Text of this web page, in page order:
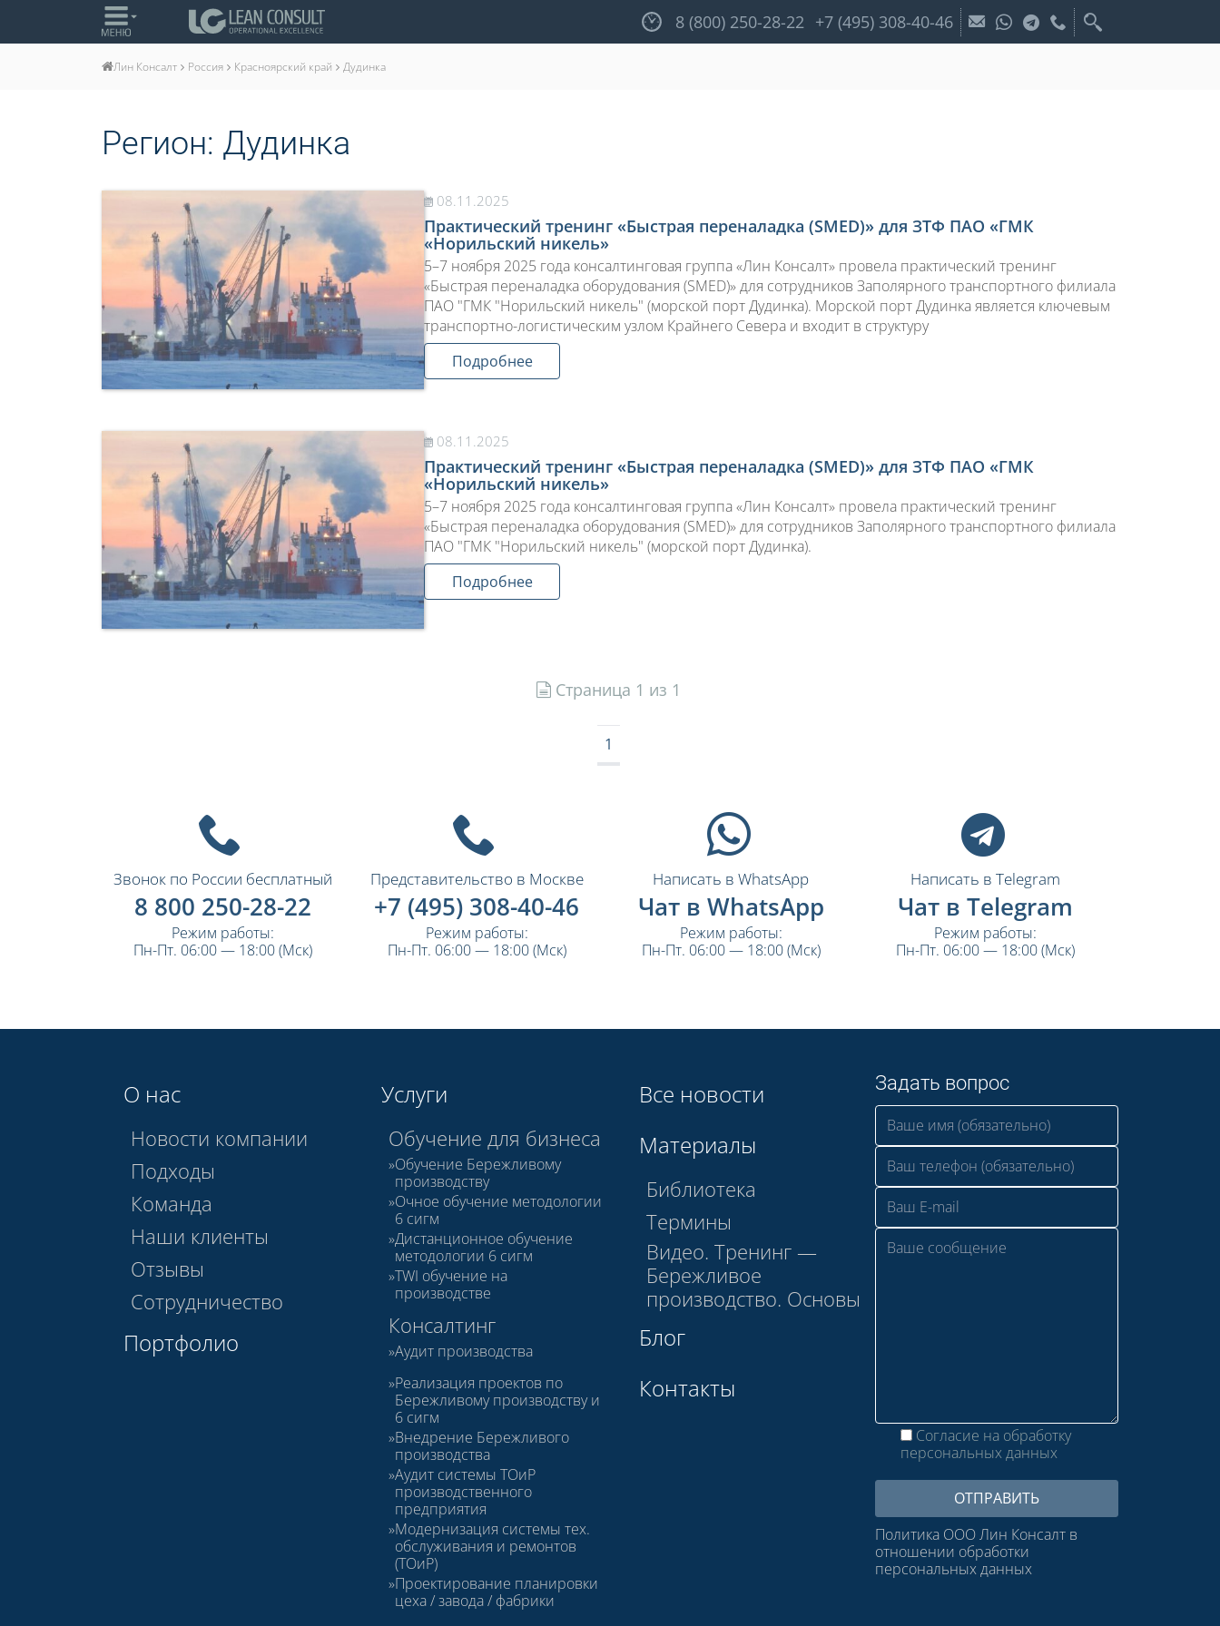
8 (800) 250-28-22 +7 (495) 308-40-46
Лин Консалт Россия Красноярский край Дудинка
Регион: Дудинка
08.11.2025
Практический тренинг «Быстрая переналадка (SMED)» для ЗТФ ПАО «ГМК
«Норильский никель»
5–7 ноября 2025 года консалтинговая группа «Лин Консалт» провела практический тренинг
«Быстрая переналадка оборудования (SMED)» для сотрудников Заполярного транспортного филиала
ПАО "ГМК "Норильский никель" (морской порт Дудинка). Морской порт Дудинка является ключевым
транспортно-логистическим узлом Крайнего Севера и входит в структуру
Подробнее
08.11.2025
Практический тренинг «Быстрая переналадка (SMED)» для ЗТФ ПАО «ГМК
«Норильский никель»
5–7 ноября 2025 года консалтинговая группа «Лин Консалт» провела практический тренинг
«Быстрая переналадка оборудования (SMED)» для сотрудников Заполярного транспортного филиала
ПАО "ГМК "Норильский никель" (морской порт Дудинка).
Подробнее
Страница 1 из 1
1
Звонок по России бесплатный
8 800 250-28-22
Режим работы:
Пн-Пт. 06:00 — 18:00 (Мск)
Представительство в Москве
+7 (495) 308-40-46
Режим работы:
Пн-Пт. 06:00 — 18:00 (Мск)
Написать в WhatsApp
Чат в WhatsApp
Режим работы:
Пн-Пт. 06:00 — 18:00 (Мск)
Написать в Telegram
Чат в Telegram
Режим работы:
Пн-Пт. 06:00 — 18:00 (Мск)
О нас
Новости компании
Подходы
Команда
Наши клиенты
Отзывы
Сотрудничество
Портфолио
Услуги
Обучение для бизнеса
Обучение Бережливому
производству
Очное обучение методологии
6 сигм
Дистанционное обучение
методологии 6 сигм
TWI обучение на
производстве
Консалтинг
Аудит производства
Реализация проектов по
Бережливому производству и
6 сигм
Внедрение Бережливого
производства
Аудит системы ТОиР
производственного
предприятия
Модернизация системы тех.
обслуживания и ремонтов
(ТОиР)
Проектирование планировки
цеха / завода / фабрики
Все новости
Материалы
Библиотека
Термины
Видео. Тренинг —
Бережливое
производство. Основы
Блог
Контакты
Задать вопрос
Согласие на обработку
персональных данных
Политика ООО Лин Консалт в
отношении обработки
персональных данных